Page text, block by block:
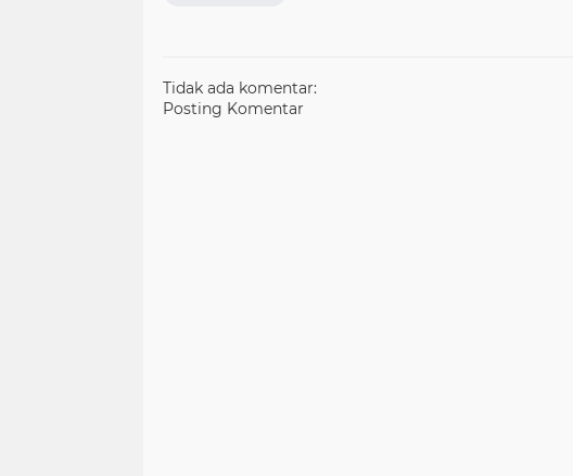
Tidak ada komentar:
Posting Komentar